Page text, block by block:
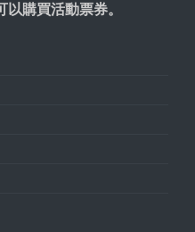
購買活動票券。